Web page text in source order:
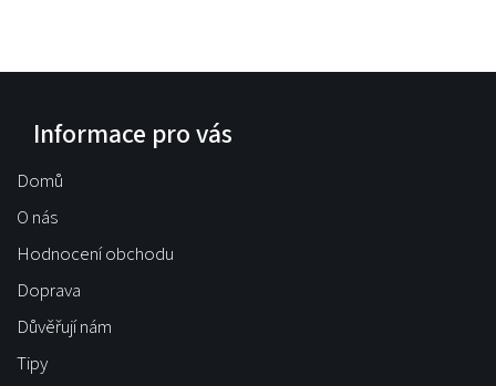
Informace pro vás
Domů
O nás
Hodnocení obchodu
Doprava
Důvěřují nám
Tipy